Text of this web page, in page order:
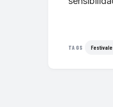
TAGS